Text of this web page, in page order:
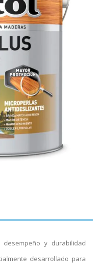
desempeño y durabilidad
desarrollado para